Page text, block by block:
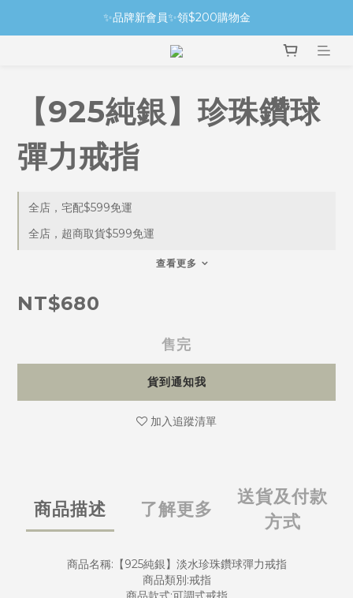
✨品牌新會員✨領$200購物金
【925純銀】珍珠鑽球
彈力戒指
全店，宅配$599免運
全店，超商取貨$599免運
查看更多
NT$680
售完
貨到通知我
加入追蹤清單
商品描述 了解更多
送貨及付款
方式
商品名稱:【925純銀】淡水珍珠鑽球彈力戒指
商品類別:戒指